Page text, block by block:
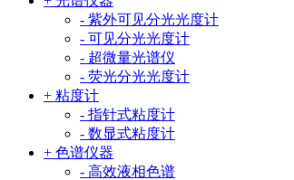
- 紫外可见分光光度计
- 可见分光光度计
- 超微量光谱仪
- 荧光分光光度计
+ 粘度计
- 指针式粘度计
- 数显式粘度计
+ 色谱仪器
- 高效液相色谱